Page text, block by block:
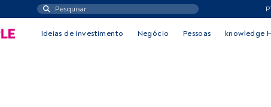
Ideias de investimento Negócio Pessoas knowledge